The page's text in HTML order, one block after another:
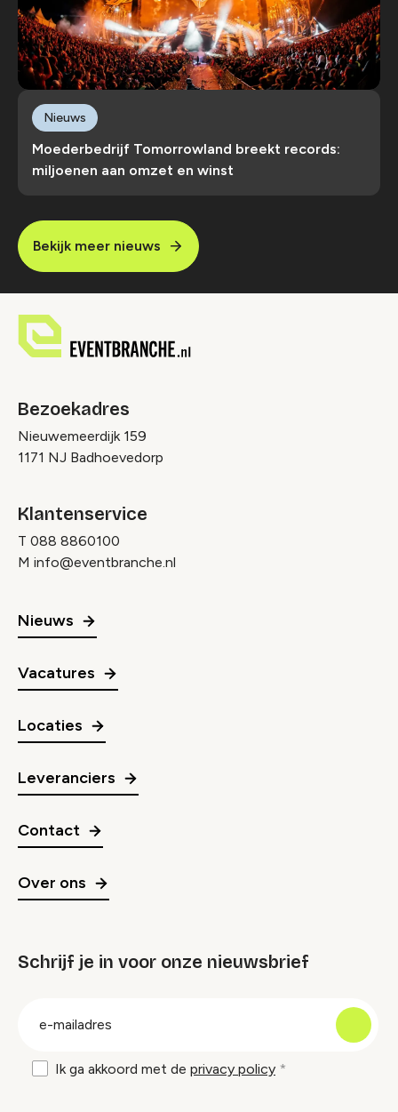
Moederbedrijf Tomorrowland breekt records:
miljoenen aan omzet en winst
Nieuws
Bekijk meer nieuws
Bezoekadres
Nieuwemeerdijk 159
1171 NJ Badhoevedorp
Klantenservice
T 088 8860100
M info@eventbranche.nl
Nieuws
Vacatures
Locaties
Leveranciers
Contact
Over ons
Schrijf je in voor onze nieuwsbrief
Ik ga akkoord met de privacy policy